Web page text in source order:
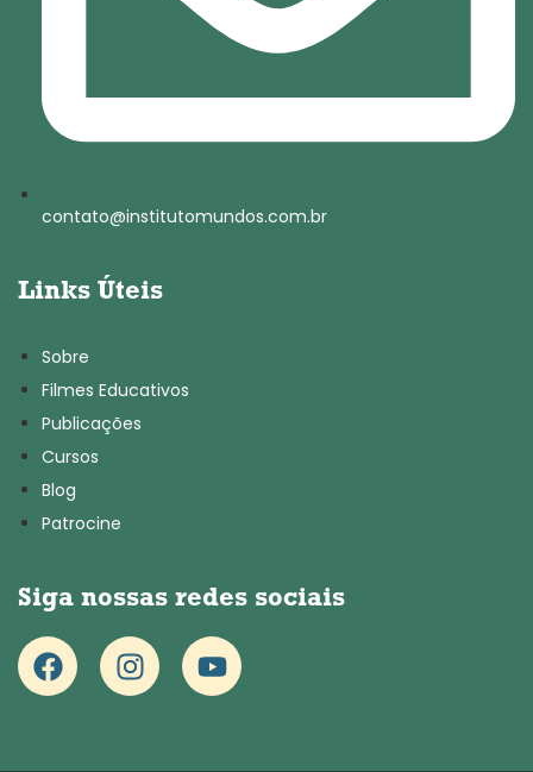
contato@institutomundos.com.br
Links Úteis
Sobre
Filmes Educativos
Publicações
Cursos
Blog
Patrocine
Siga nossas redes sociais